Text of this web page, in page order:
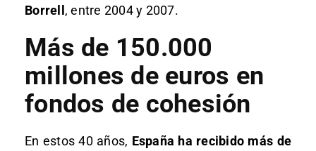
Borrell , entre 2004 y 2007.
Más de 150.000
millones de euros en
fondos de cohesión
En estos 40 años, España ha recibido más de